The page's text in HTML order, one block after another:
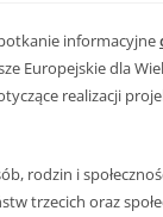
informacyjne
Europejskie dla
realizacji
rodzin i
trzecich oraz